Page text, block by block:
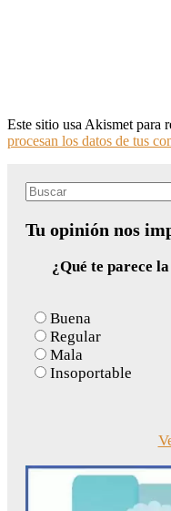
Este sitio usa Akismet para
procesan los datos de tus
Search
Tu opinión nos
¿Qué te parece
Buena
Regular
Mala
Insoportable